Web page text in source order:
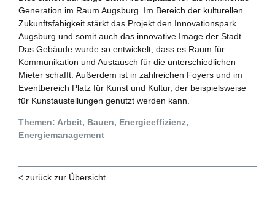
Generation im Raum Augsburg. Im Bereich der kulturellen
Zukunftsfähigkeit stärkt das Projekt den Innovationspark
Augsburg und somit auch das innovative Image der Stadt.
Das Gebäude wurde so entwickelt, dass es Raum für
Kommunikation und Austausch für die unterschiedlichen
Mieter schafft. Außerdem ist in zahlreichen Foyers und im
Eventbereich Platz für Kunst und Kultur, der beispielsweise
für Kunstaustellungen genutzt werden kann.
Themen: Arbeit, Bauen, Energieeffizienz,
Energiemanagement
< zurück zur Übersicht